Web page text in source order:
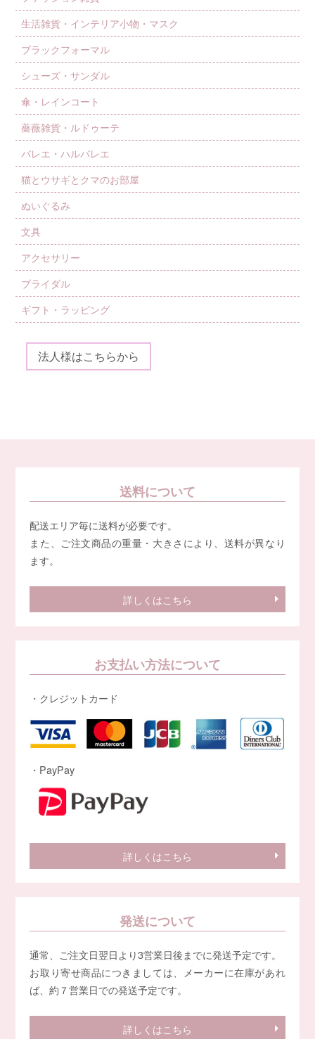
生活雑貨・インテリア小物・マスク
ブラックフォーマル
シューズ・サンダル
傘・レインコート
薔薇雑貨・ルドゥーテ
バレエ・ハルバレエ
猫とウサギとクマのお部屋
ぬいぐるみ
文具
アクセサリー
ブライダル
ギフト・ラッピング
法人様はこちらから
送料について
配送エリア毎に送料が必要です。
また、ご注文商品の重量・大きさにより、送料が異なり
ます。
詳しくはこちら
お支払い方法について
・クレジットカード
・PayPay
詳しくはこちら
発送について
通常、ご注文日翌日より3営業日後までに発送予定です。
お取り寄せ商品につきましては、メーカーに在庫があれ
ば、約７営業日での発送予定です。
詳しくはこちら